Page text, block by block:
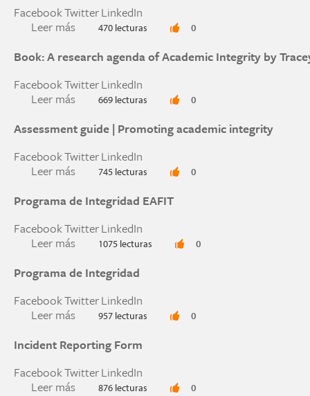
FacebookTwitterLinkedIn
Leer más sobre Academic Integrity Rating System (AIRS)
470 lecturas 0
Book: A research agenda of Academic Integrity by
FacebookTwitterLinkedIn
Leer más sobre Book: A research agenda of Academic
669 lecturas 0
Assessment guide | Promoting academic integrity
FacebookTwitterLinkedIn
Leer más sobre Assessment guide | Promoting
745 lecturas 0
Programa de Integridad EAFIT
FacebookTwitterLinkedIn
Leer más sobre Programa de Integridad EAFIT
1075 lecturas 0
Programa de Integridad
FacebookTwitterLinkedIn
Leer más sobre Programa de Integridad
957 lecturas 0
Incident Reporting Form
FacebookTwitterLinkedIn
Leer más sobre Incident Reporting Form
876 lecturas 0